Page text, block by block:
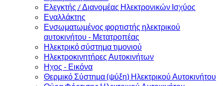
Ελεγκτής / Διανομέας Ηλεκτρονικών Ισχύος
Εναλλάκτης
Ενσωματωμένος φορτιστής ηλεκτρικού
αυτοκινήτου - Μετατροπέας
Ηλεκτρικό σύστημα τιμονιού
Ηλεκτροκινητήρες Αυτοκινήτων
Ηχος - Εικόνα
Θερμικό Σύστημα (ψύξη) Ηλεκτρικού Αυτοκινήτου